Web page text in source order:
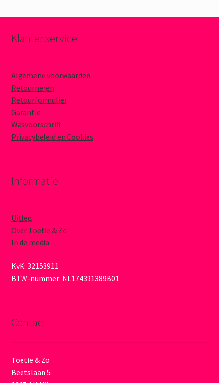
Klantenservice
Algemene voorwaarden
Retourneren
Retourformulier
Garantie
Wasvoorschrift
Privacybeleid en Cookies
Informatie
Uitleg
Over Toetie & Zo
In de media
KvK: 32158911
BTW-nummer: NL174391389B01
Contact
Toetie & Zo
Beetslaan 5